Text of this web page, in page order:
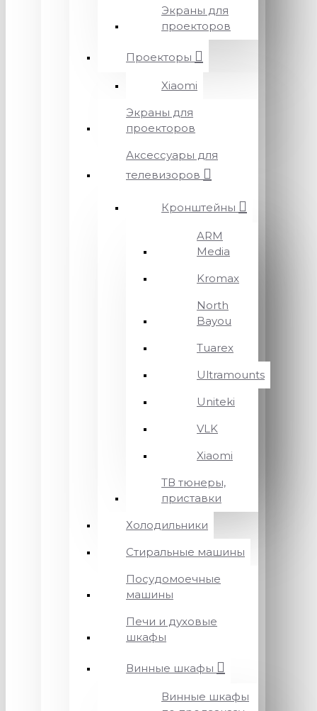
Экраны для
проекторов
Проекторы
Xiaomi
Экраны для
проекторов
Аксессуары для
телевизоров
Кронштейны
ARM
Media
Kromax
North
Bayou
Tuarex
Ultramounts
Uniteki
VLK
Xiaomi
ТВ тюнеры,
приставки
Холодильники
Стиральные машины
Посудомоечные
машины
Печи и духовые
шкафы
Винные шкафы
Винные шкафы